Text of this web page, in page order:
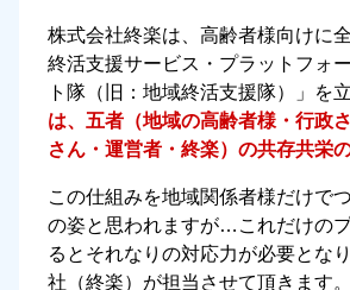
株式会社終楽は、高齢者様向けに
終活支援サービス・プラットフォ
ト隊（旧：地域終活支援隊）」を
は、五者（地域の高齢者様・行政
さん・運営者・終楽）の共存共栄
この仕組みを地域関係者様だけで
の姿と思われますが…これだけの
るとそれなりの対応力が必要とな
社（終楽）が担当させて頂きます。